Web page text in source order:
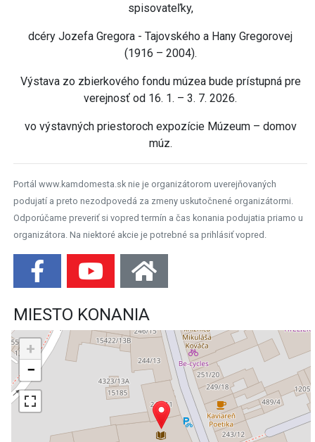
spisovateľky,
dcéry Jozefa Gregora - Tajovského a Hany Gregorovej
(1916 – 2004).
Výstava zo zbierkového fondu múzea bude prístupná pre
verejnosť od 16. 1. – 3. 7. 2026.
vo výstavných priestoroch expozície Múzeum – domov
múz.
Portál www.kamdomesta.sk nie je organizátorom uverejňovaných
podujatí a preto nezodpovedá za zmeny uskutočnené organizátormi.
Odporúčame preveriť si vopred termín a čas konania podujatia priamo u
organizátora. Na niektoré akcie je potrebné sa prihlásiť vopred.
MIESTO KONANIA
+
−